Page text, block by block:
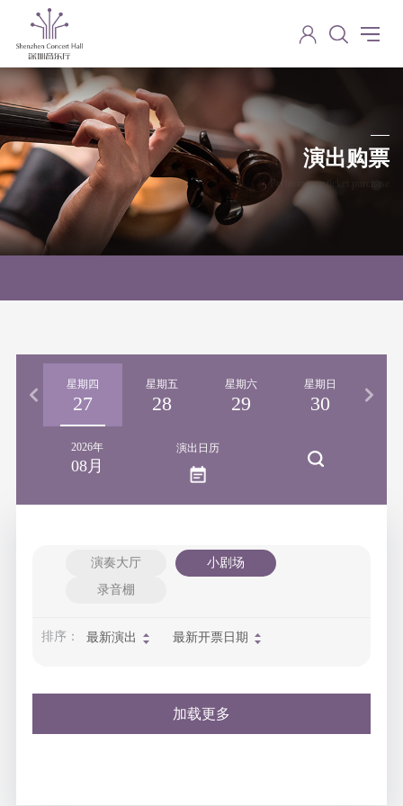
演出购票
Performance ticket purchase
星期四
27
星期五
28
星期六
29
星期日
30
2026年
08月
演出日历
演奏大厅
小剧场
录音棚
排序： 最新演出 最新开票日期
加载更多